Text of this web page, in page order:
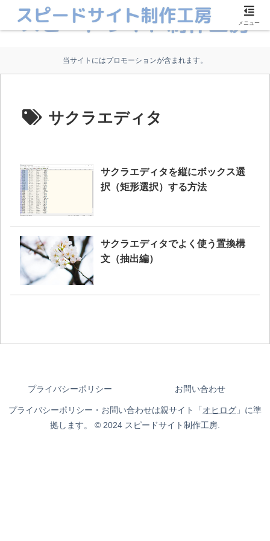
当サイトにはプロモーションが含まれます。
サクラエディタ
サクラエディタを縦にボックス選
択（矩形選択）する方法
サクラエディタでよく使う置換構
文（抽出編）
プライバシーポリシー お問い合わせ
プライバシーポリシー・お問い合わせは親サイト「オヒログ 」に準
拠します。 © 2024 スピードサイト制作工房.
メニュー